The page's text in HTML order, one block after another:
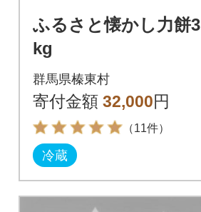
ふるさと懐かし力餅3
kg
群馬県榛東村
寄付金額 32,000円
（11件）
冷蔵